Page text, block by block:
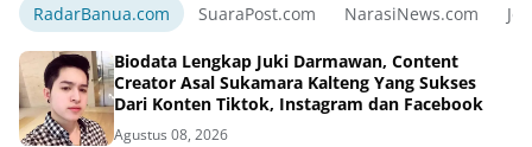
RadarBanua.com SuaraPost.com NarasiNews.com
Biodata Lengkap Juki Darmawan, Content
Creator Asal Sukamara Kalteng Yang Sukses
Dari Konten Tiktok, Instagram dan Facebook
Agustus 08, 2026